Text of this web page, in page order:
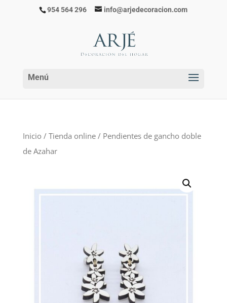
954 564 296 info@arjedecoracion.com
Inicio / Tienda online/ Pendientes de gancho doble
de Azahar